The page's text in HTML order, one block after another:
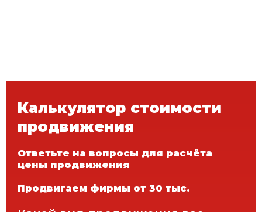
Калькулятор стоимости
продвижения
Ответьте на вопросы для расчёта
цены продвижения
Продвигаем фирмы от 30 тыс.